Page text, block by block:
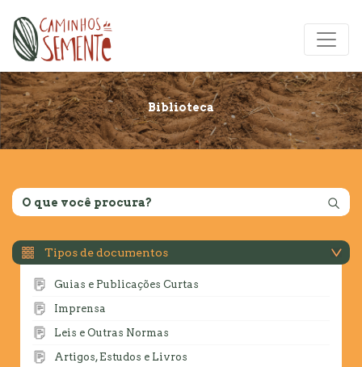
Biblioteca
Tipos de documentos
Guias e Publicações Curtas
Imprensa
Leis e Outras Normas
Artigos, Estudos e Livros